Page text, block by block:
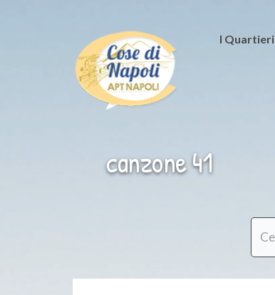
I Quartieri
canzone 41